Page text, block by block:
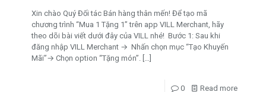
Xin chào Quý Đối tác Bán hàng thân mến! Để tạo mã
chương trình “Mua 1 Tặng 1” trên app VILL Merchant, hãy
theo dõi bài viết dưới đây của VILL nhé! Bước 1: Sau khi
đăng nhập VILL Merchant → Nhấn chọn mục “Tạo Khuyến
Mãi”→ Chọn option “Tặng món”.
0 Read more